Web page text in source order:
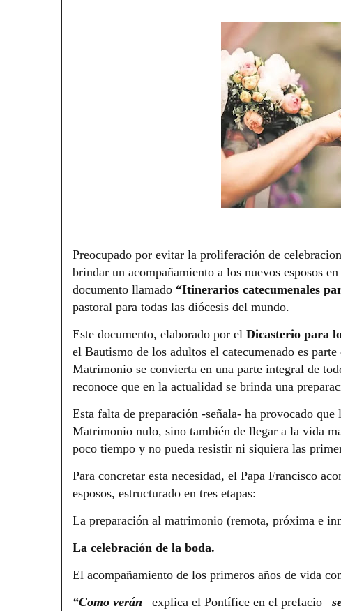
Preocupado por evitar la proliferación de
brindar un acompañamiento a los nuevos esposos
documento llamado “Itinerarios catecumenales
pastoral para todas las diócesis del mundo.
Este documento, elaborado por el Dicasterio para
el Bautismo de los adultos el catecumenado es
Matrimonio se convierta en una parte integral de
reconoce que en la actualidad se brinda una
Esta falta de preparación -señala- ha provocado
Matrimonio nulo, sino también de llegar a la vida
poco tiempo y no pueda resistir ni siquiera las
Para concretar esta necesidad, el Papa Francisco
esposos, estructurado en tres etapas:
La preparación al matrimonio (remota, próxima e
La celebración de la boda.
El acompañamiento de los primeros años de vida
“Como verán–explica el Pontífice en el prefacio–